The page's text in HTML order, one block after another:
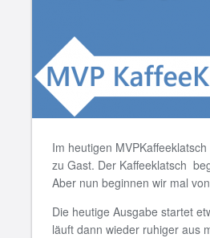
Im heutigen
zu Gast. Der Kaffeeklatsch
Aber nun beginnen wir mal
Die heutige Ausgabe startet
läuft dann wieder ruhiger aus